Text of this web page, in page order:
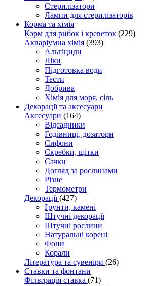
Стерилізатори
Лампи для стерилізаторів
Корма та хімія
Корм для рибок і креветок (229)
Акваріумна хімія (393)
Альгіциди
Ліки
Підготовка води
Тести
Добрива
Хімія для моря, сіль
Декорації та аксесуари
Аксесуари (164)
Відсадники
Годівниці, дозатори
Сифони
Скребки, щітки
Сачки
Догляд за рослинами
Різне
Термометри
Декорації(427)
Ґрунти, камені
Штучні декорації
Штучні рослини
Натуральні корені
Фони
Корали
Література та сувеніри (26)
Ставки та фонтани
Фільтрація ставка (71)